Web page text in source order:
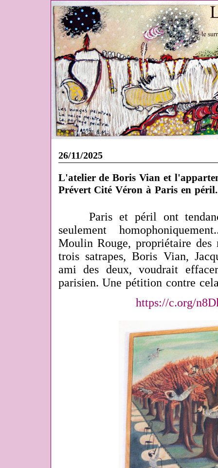
26/11/2025
L'atelier de Boris Vian et
Prévert Cité Véron à Paris en
Paris et péril ont
seulement
Moulin Rouge, propriétaire des
trois satrapes, Boris Vian,
ami des deux, voudrait
parisien. Une pétition contre
https://c.org/